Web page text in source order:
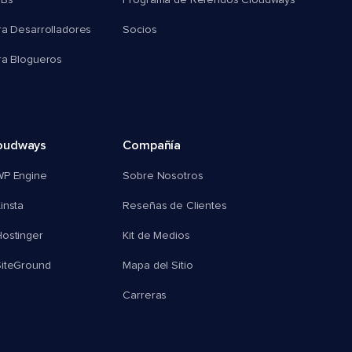
Desarrolladores
Blogueros
Socios
Engine
Compañía
Sobre Nosotros
Reseñas de Clientes
Kit de Medios
Mapa del Sitio
Carreras